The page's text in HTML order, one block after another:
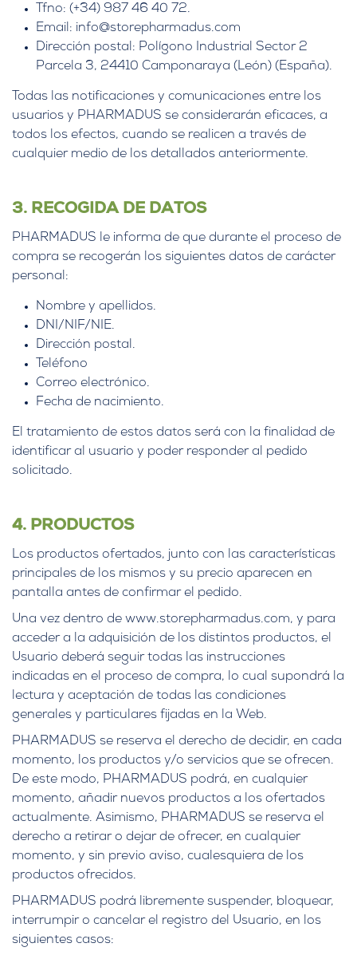
Tfno: (+34) 987 46 40 72.
Email: info@storepharmadus.com
Dirección postal: Polígono Industrial Sector 2
Parcela 3, 24410 Camponaraya (León) (España).
Todas las notificaciones y comunicaciones entre los
usuarios y PHARMADUS se considerarán eficaces, a
todos los efectos, cuando se realicen a través de
cualquier medio de los detallados anteriormente.
3. RECOGIDA DE DATOS
PHARMADUS le informa de que durante el proceso de
compra se recogerán los siguientes datos de carácter
personal:
Nombre y apellidos.
DNI/NIF/NIE.
Dirección postal.
Teléfono
Correo electrónico.
Fecha de nacimiento.
El tratamiento de estos datos será con la finalidad de
identificar al usuario y poder responder al pedido
solicitado.
4. PRODUCTOS
Los productos ofertados, junto con las características
principales de los mismos y su precio aparecen en
pantalla antes de confirmar el pedido.
Una vez dentro de www.storepharmadus.com, y para
acceder a la adquisición de los distintos productos, el
Usuario deberá seguir todas las instrucciones
indicadas en el proceso de compra, lo cual supondrá la
lectura y aceptación de todas las condiciones
generales y particulares fijadas en la Web.
PHARMADUS se reserva el derecho de decidir, en cada
momento, los productos y/o servicios que se ofrecen.
De este modo, PHARMADUS podrá, en cualquier
momento, añadir nuevos productos a los ofertados
actualmente. Asimismo, PHARMADUS se reserva el
derecho a retirar o dejar de ofrecer, en cualquier
momento, y sin previo aviso, cualesquiera de los
productos ofrecidos.
PHARMADUS podrá libremente suspender, bloquear,
interrumpir o cancelar el registro del Usuario, en los
siguientes casos: